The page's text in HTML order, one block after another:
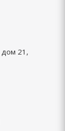
дом 21,